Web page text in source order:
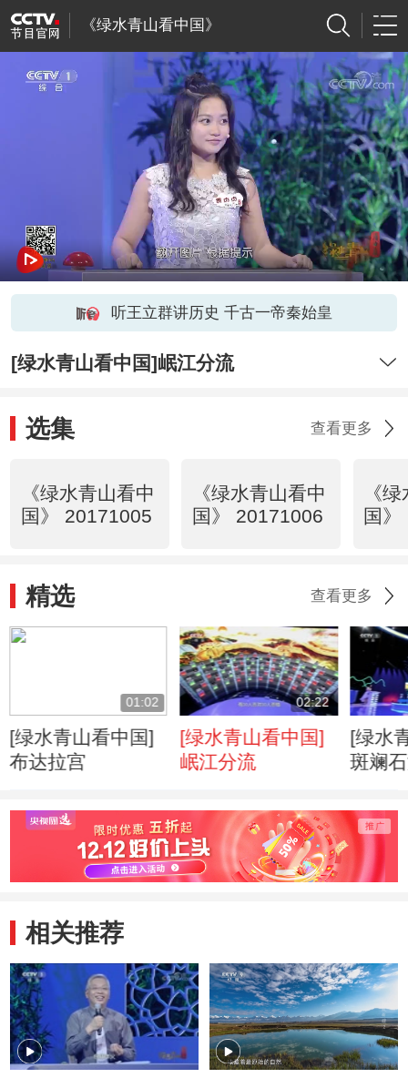
《绿水青山看中国》
听王立群讲历史 千古一帝秦始皇
[绿水青山看中国]岷江分流
选集 查看更多
《绿水青山看中
国》 20171005
《绿水青山看中
国》 20171006
《
国
精选 查看更多
01:02
[绿水青山看中国]
布达拉宫
02:22
[绿水青山看中国]
岷江分流
[绿水
斑斓
相关推荐